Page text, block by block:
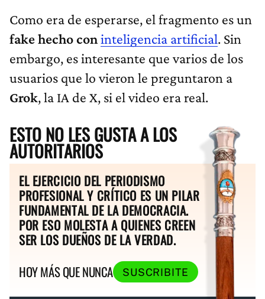
Como era de esperarse, el fragmento es un
fake hecho coninteligencia artificial. Sin
embargo, es interesante que varios de los
usuarios que lo vieron le preguntaron a
Grok, la IA de X, si el video era real.
ESTO NO LES GUSTA A LOS
AUTORITARIOS
EL EJERCICIO DEL PERIODISMO
PROFESIONAL Y CRÍTICO ES UN PILAR
FUNDAMENTAL DE LA DEMOCRACIA.
POR ESO MOLESTA A QUIENES CREEN
SER LOS DUEÑOS DE LA VERDAD.
HOY MÁS QUE NUNCA
SUSCRIBITE